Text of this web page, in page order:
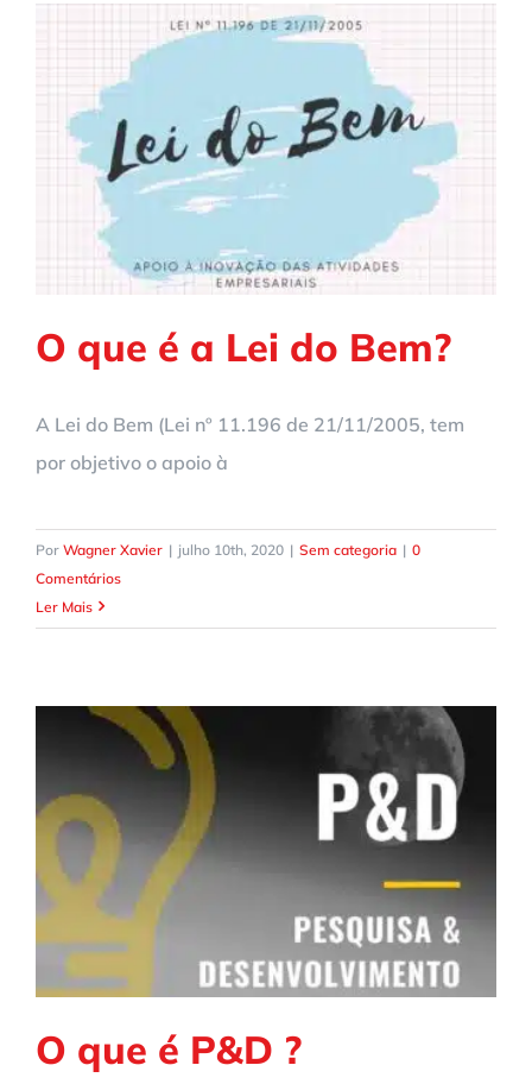
O que é a Lei do Bem?
A Lei do Bem (Lei nº 11.196 de 21/11/2005, tem
por objetivo o apoio à
Por Wagner Xavier | julho 10th, 2020 | Sem categoria | 0
Comentários
Ler Mais
O que é P&D ?